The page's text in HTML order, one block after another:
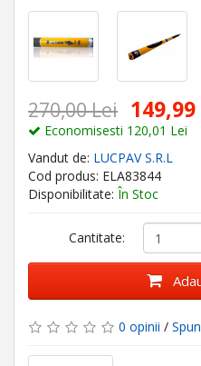
270,00 Lei
Economisesti 120,01 Lei
Vandut de: LUCPAV S.R.L
Cod produs: ELA83844
Disponibilitate: În Stoc
Cantitate:
0 opinii /